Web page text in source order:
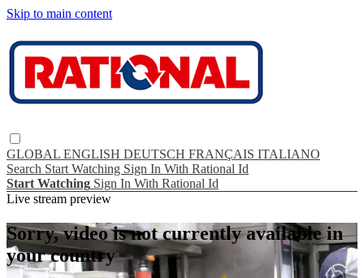
Skip to main content
GLOBAL ENGLISH DEUTSCH FRANÇAIS ITALIANO
Search Start Watching Sign In With Rational Id
Start Watching Sign In With Rational Id
Live stream preview
Sorry, video is not currently available in
your country